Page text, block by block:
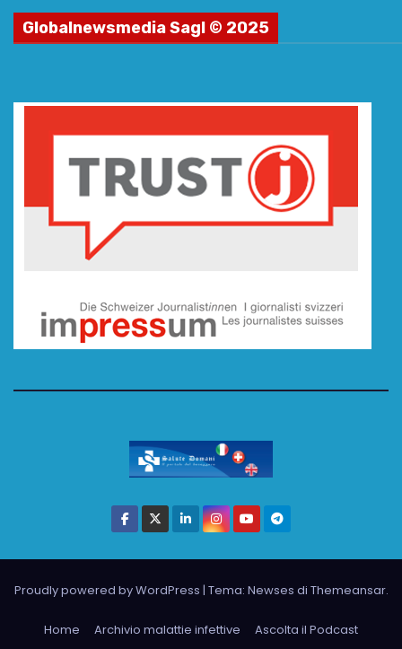
Globalnewsmedia Sagl © 2025
Proudly powered by WordPress | Tema: Newses di Themeansar.
Home Archivio malattie infettive
Ascolta il Podcast